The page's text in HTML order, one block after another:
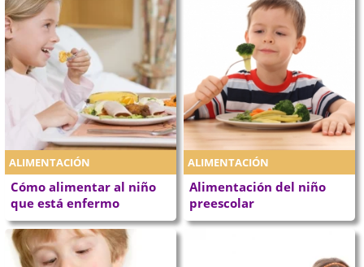
ALIMENTACIÓN
Cómo alimentar al niño
que está enfermo
ALIMENTACIÓN
Alimentación del niño
preescolar